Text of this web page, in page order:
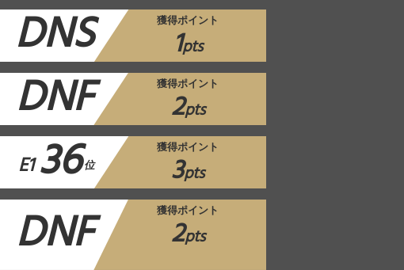
DNS 獲得ポイント
1pts
DNF 獲得ポイント
2pts
E1 36位
獲得ポイント
3pts
DNF 獲得ポイント
2pts